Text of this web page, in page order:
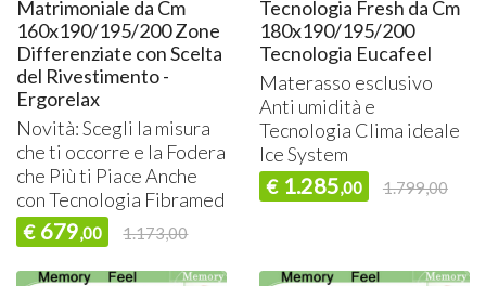
Matrimoniale da Cm
160x190/195/200 Zone
Differenziate con Scelta
del Rivestimento -
Ergorelax
Novità: Scegli la misura
che ti occorre e la Fodera
che Più ti Piace Anche
con Tecnologia Fibramed
€ 679,00 1.173,00
Tecnologia Fresh da Cm
180x190/195/200
Tecnologia Eucafeel
Materasso esclusivo
Anti umidità e
Tecnologia Clima ideale
Ice System
€ 1.285,00 1.799,00